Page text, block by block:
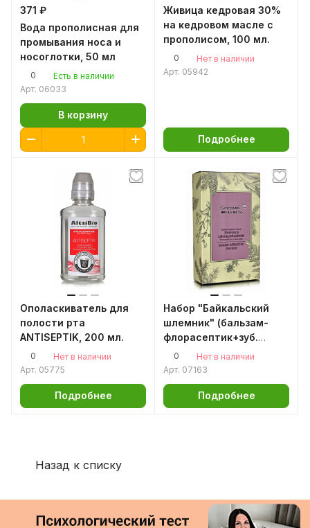
371 ₽
Вода прополисная для
промывания носа и
носоглотки, 50 мл
0
Есть в наличии
Арт. 06033
В корзину
Живица кедровая 30%
на кедровом масле с
прополисом, 100 мл.
0
Нет в наличии
Арт. 05942
Подробнее
Ополаскиватель для
полости рта
ANTISEPTIK, 200 мл.
0
Нет в наличии
Арт. 05775
Подробнее
Набор "Байкальский
шлемник" (бальзам-
флорасептик+зуб.
паста)
0
Нет в наличии
Арт. 07163
Подробнее
Назад к списку